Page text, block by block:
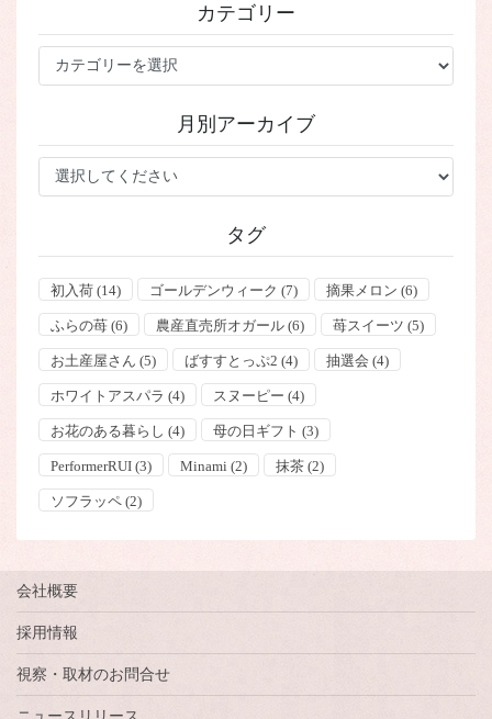
カテゴリー
ー
月別アーカイブ
タグ
初入荷(14) ゴールデンウィーク (7) 摘果メロン (6)
ふらの苺(6) 農産直売所オガール(6) 苺スイーツ (5)
お土産屋さん (5) ばすすとっぷ2 (4) 抽選会 (4)
ホワイトアスパラ (4) スヌーピー (4)
お花のある暮らし (4) 母の日ギフト (3)
PerformerRUI(3) Minami (2) 抹茶(2)
ソフラッペ(2)
会社概要
採用情報
視察・取材のお問合せ